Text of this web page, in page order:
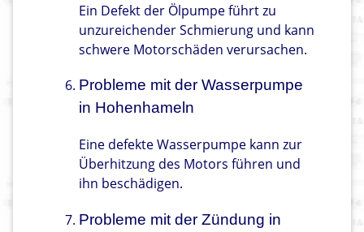
Ein Defekt der Ölpumpe führt zu
unzureichender Schmierung und kann
schwere Motorschäden verursachen.
Probleme mit der Wasserpumpe
in Hohenhameln
Eine defekte Wasserpumpe kann zur
Überhitzung des Motors führen und
ihn beschädigen.
Probleme mit der Zündung in